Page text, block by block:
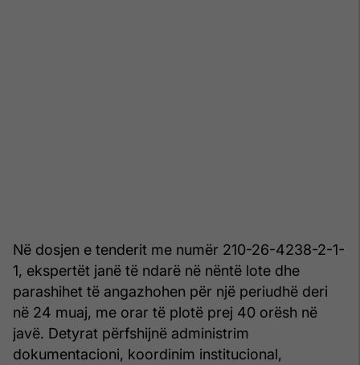
Në dosjen e tenderit me numër 210-26-4238-2-1-
1, ekspertët janë të ndarë në nëntë lote dhe
parashihet të angazhohen për një periudhë deri
në 24 muaj, me orar të plotë prej 40 orësh në
javë. Detyrat përfshijnë administrim
dokumentacioni, koordinim institucional,